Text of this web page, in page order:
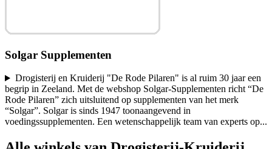
Solgar Supplementen
Drogisterij en Kruiderij "De Rode Pilaren" is al ruim 30 jaar een
begrip in Zeeland. Met de webshop Solgar-Supplementen richt “De
Rode Pilaren” zich uitsluitend op supplementen van het merk
“Solgar”. Solgar is sinds 1947 toonaangevend in
voedingssupplementen. Een wetenschappelijk team van experts op...